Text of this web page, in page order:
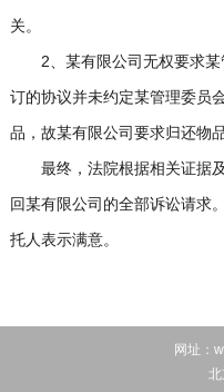
关。
2、某有限公司无权要求
订的协议并未约定某管理委员
品，故某有限公司要求归还物
最终，法院根据相关证据
回某有限公司的全部诉讼请求
托人表示满意。
网址：
北